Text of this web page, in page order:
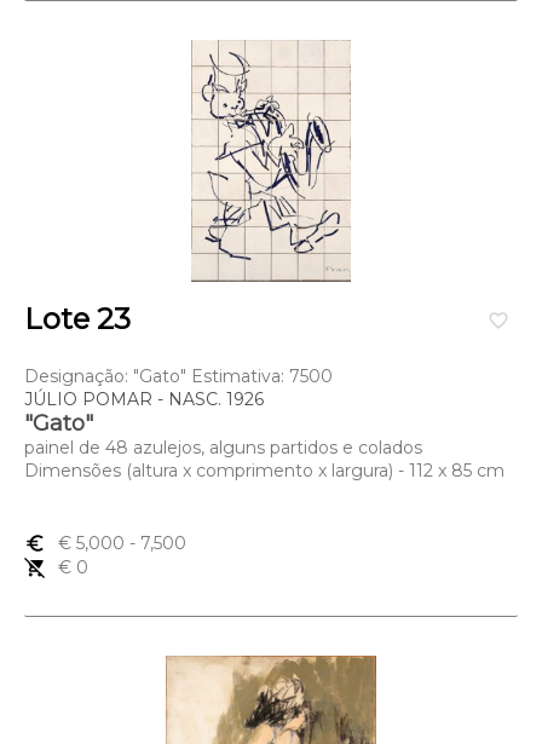
favorite_border
Lote 23
Designação: "Gato" Estimativa: 7500
JÚLIO POMAR - NASC. 1926
"Gato"
painel de 48 azulejos, alguns partidos e colados
Dimensões (altura x comprimento x largura) - 112 x 85 cm
euro_symbol € 5,000 - 7,500
remove_shopping_cart
€ 0